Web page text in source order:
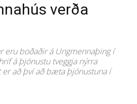
verða
eru boðaðir á Ungmennaþing í
á þjónustu tveggja nýrra
er að því að bæta þjónustuna í